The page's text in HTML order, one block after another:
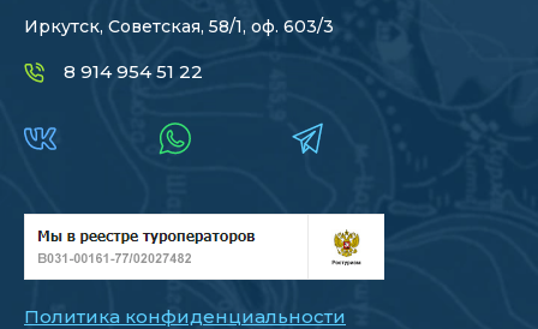
Иркутск, Советская, 58/1, оф. 603/3
8 914 954 51 22
Политика конфиденциальности